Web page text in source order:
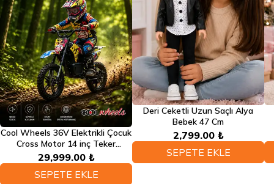
SEPETE EKLE
Cool Wheels 36V Elektrikli Çocuk
Cross Motor 14 inç Teker
Bluetooth LED Far 3 Kademe Hız
Ayarlı
29,999.00 ₺ SEPETE EKLE
Deri Ceketli Uzun Saçlı Alya
Bebek 47 Cm
2,799.00 ₺